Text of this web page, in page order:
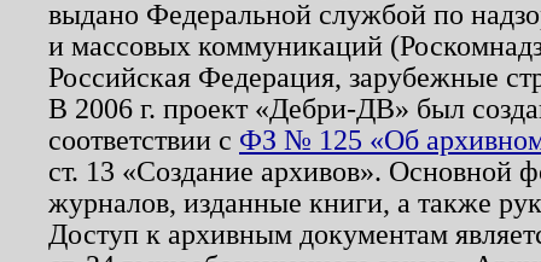
выдано Федеральной службой по
и массовых коммуникаций
Российская Федерация, зарубежные
В 2006 г. проект «Дебри-ДВ» был
соответствии с ФЗ № 125 «Об
ст. 13 «Создание архивов». Основной
журналов, изданные книги, а также
Доступ к архивным документам